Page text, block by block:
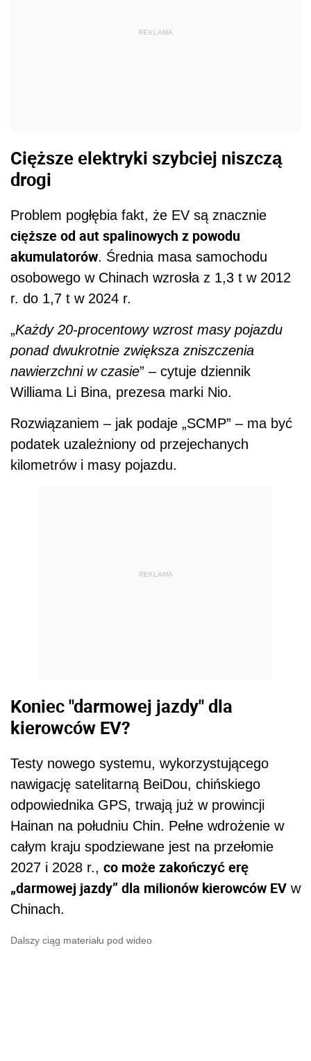
REKLAMA
Cięższe elektryki szybciej niszczą
drogi
Problem pogłębia fakt, że EV są znacznie
cięższe od aut spalinowych z powodu
akumulatorów. Średnia masa samochodu
osobowego w Chinach wzrosła z 1,3 t w 2012
r. do 1,7 t w 2024 r.
„Każdy 20-procentowy wzrost masy pojazdu
ponad dwukrotnie zwiększa zniszczenia
nawierzchni w czasie” – cytuje dziennik
Williama Li Bina, prezesa marki Nio.
Rozwiązaniem – jak podaje „SCMP” – ma być
podatek uzależniony od przejechanych
kilometrów i masy pojazdu.
REKLAMA
Koniec "darmowej jazdy" dla
kierowców EV?
Testy nowego systemu, wykorzystującego
nawigację satelitarną BeiDou, chińskiego
odpowiednika GPS, trwają już w prowincji
Hainan na południu Chin. Pełne wdrożenie w
całym kraju spodziewane jest na przełomie
2027 i 2028 r., co może zakończyć erę
„darmowej jazdy” dla milionów kierowców EV w
Chinach.
Dalszy ciąg materiału pod wideo